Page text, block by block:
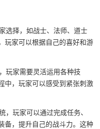
选择，如战士、法师、道士
玩家可以根据自己的喜好和游
玩家需要灵活运用各种技
中，玩家可以感受到紧张刺激
，玩家可以通过完成任务、
备，提升自己的战斗力。这种